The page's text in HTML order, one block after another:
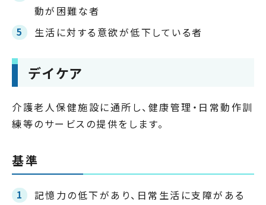
動が困難な者
生活に対する意欲が低下している者
デイケア
介護老人保健施設に通所し、健康管理・日常動作訓
練等のサービスの提供をします。
基準
記憶力の低下があり、日常生活に支障がある